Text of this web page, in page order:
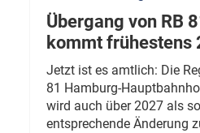
Übergang von RB
kommt frühestens
Jetzt ist es amtlich: Die
81 Hamburg-
wird auch über 2027 als
entsprechende Änderung